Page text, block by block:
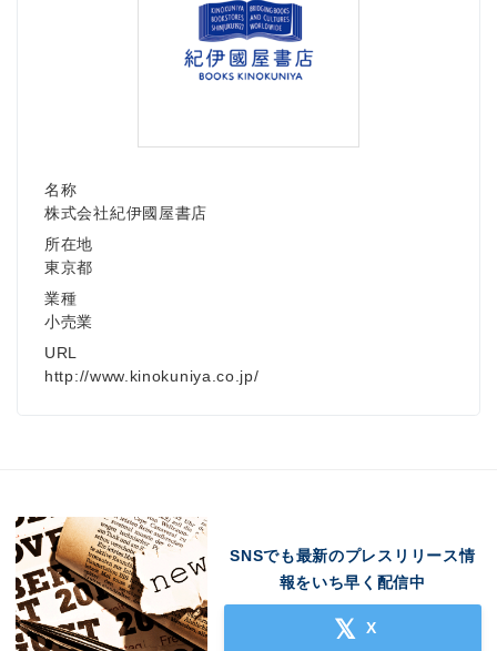
名称
株式会社紀伊國屋書店
所在地
東京都
業種
小売業
URL
http://www.kinokuniya.co.jp/
SNSでも最新のプレスリリース情
報をいち早く配信中
X